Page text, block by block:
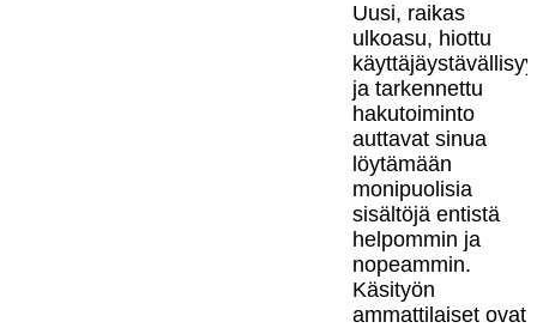
Uusi, raikas
ulkoasu, hiottu
ja tarkennettu
hakutoiminto
auttavat sinua
löytämään
monipuolisia
sisältöjä entistä
helpommin ja
nopeammin.
Käsityön
ammattilaiset ovat